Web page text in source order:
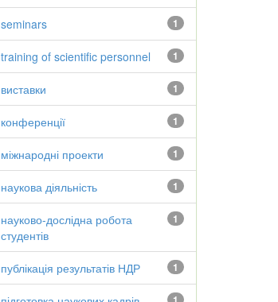
1
seminars
1
training of scientific personnel
1
виставки
1
конференції
1
міжнародні проекти
1
наукова діяльність
1
науково-дослідна робота
студентів
1
публікація результатів НДР